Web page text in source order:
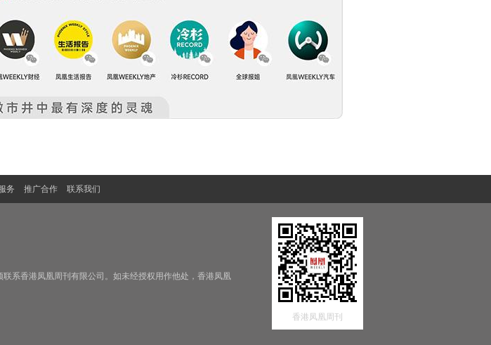
务 推广合作 联系我们
系香港凤凰周刊有限公司。如未经授权用作他处，香港凤凰
香港凤凰周刊